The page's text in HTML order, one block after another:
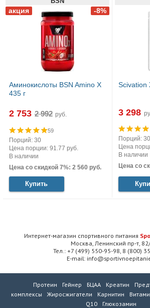
Аминокислоты BSN Amino X
435 г
2 753 руб.
59
Порций: 30
Цена порции: 91.77 руб.
В наличии
Цена со скидкой 7%: 2 560 руб.
Купить
Scivation
3 298
Порций: 30
Цена
В наличии
Цена со
Интернет-магазин спортивного питания
Москва, Ленинский пр-т,
Тел.: +7 (499) 550-95-98, 8 (800)
E-mail:
Протеин Гейнер БЦАА Креатин
комплексы
Жиросжигатели Карнитин
Q10
Глюкозамин